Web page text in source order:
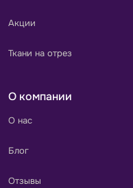
Акции
Ткани на отрез
О компании
О нас
Блог
Отзывы